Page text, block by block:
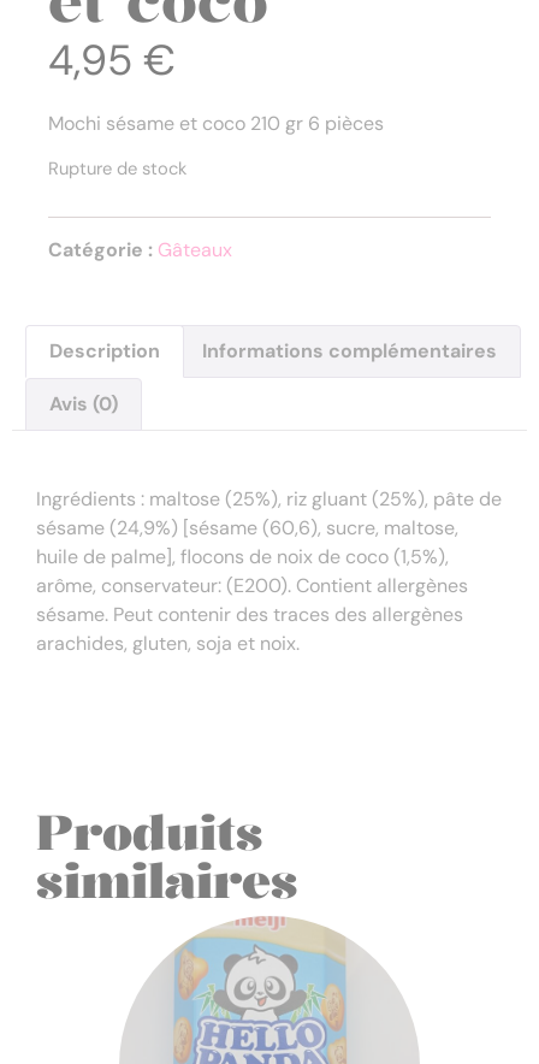
4,95 €
Mochi sésame et coco 210 gr 6 pièces
Rupture de stock
Catégorie : Gâteaux
Description Informations complémentaires
Avis (0)
Ingrédients : maltose (25%), riz gluant (25%), pâte de
sésame (24,9%) [sésame (60,6), sucre, maltose,
huile de palme], flocons de noix de coco (1,5%),
arôme, conservateur: (E200). Contient allergènes
sésame. Peut contenir des traces des allergènes
arachides, gluten, soja et noix.
Produits
similaires